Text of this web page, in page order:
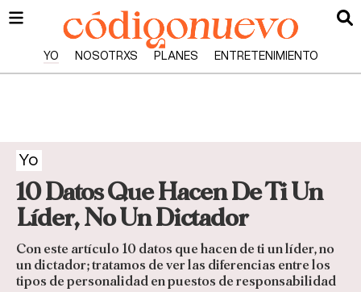
YO NOSOTRXS PLANES ENTRETENIMIENTO
Yo
10 Datos Que Hacen De Ti Un
Líder, No Un Dictador
Con este artículo 10 datos que hacen de ti un líder, no
un dictador; tratamos de ver las diferencias entre los
tipos de personalidad en puestos de responsabilidad